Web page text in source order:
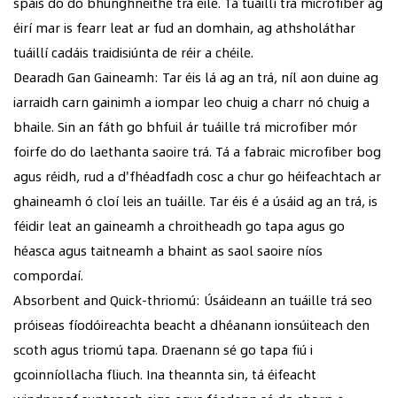
éirí mar is fearr leat ar fud an domhain, ag athsholáthar
tuáillí cadáis traidisiúnta de réir a chéile.
Dearadh Gan Gaineamh: Tar éis lá ag an trá, níl aon duine ag
iarraidh carn gainimh a iompar leo chuig a charr nó chuig a
bhaile. Sin an fáth go bhfuil ár tuáille trá microfiber mór
foirfe do do laethanta saoire trá. Tá a fabraic microfiber bog
agus réidh, rud a d'fhéadfadh cosc ​​a chur go héifeachtach ar
ghaineamh ó cloí leis an tuáille. Tar éis é a úsáid ag an trá, is
féidir leat an gaineamh a chroitheadh ​​​​go tapa agus go
héasca agus taitneamh a bhaint as saol saoire níos
compordaí.
Absorbent and Quick-thriomú: Úsáideann an tuáille trá seo
próiseas fíodóireachta beacht a dhéanann ionsúiteach den
scoth agus triomú tapa. Draenann sé go tapa fiú i
gcoinníollacha fliuch. Ina theannta sin, tá éifeacht